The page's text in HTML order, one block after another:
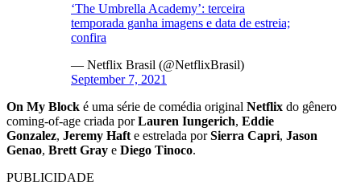
‘The Umbrella Academy’: terceira
temporada ganha imagens e data de estreia;
confira
— Netflix Brasil (@NetflixBrasil)
September 7, 2021
On My Block é uma série de comédia original Netflix do gênero
coming-of-age criada porLauren Iungerich, Eddie
Gonzalez, Jeremy Haft e estrelada porSierra Capri, Jason
Genao, Brett Gray e Diego Tinoco.
PUBLICIDADE